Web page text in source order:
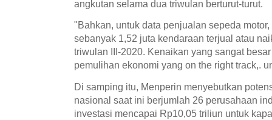
angkutan selama dua triwulan berturut-turut.
"Bahkan, untuk data penjualan sepeda
sebanyak 1,52 juta kendaraan terjual atau
triwulan III-2020. Kenaikan yang sangat
pemulihan ekonomi yang on the right track,.
Di samping itu, Menperin menyebutkan
nasional saat ini berjumlah 26 perusahaan
investasi mencapai Rp10,05 triliun untuk